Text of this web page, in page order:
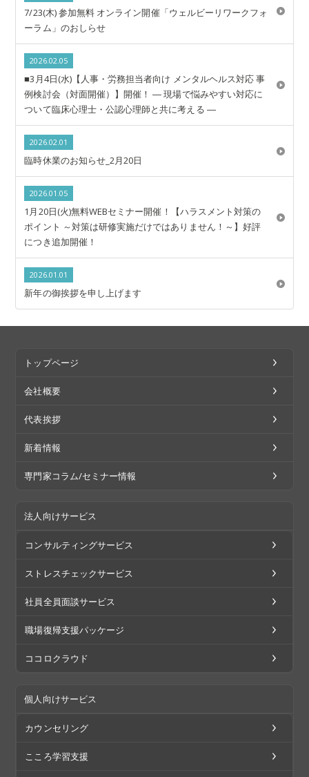
7/23(木) 参加無料 オンライン開催「ウェルビーリワークフォ
ーラム」のおしらせ
2026.02.05
■3月4日(水)【人事・労務担当者向け メンタルヘルス対応 事
例検討会（対面開催）】開催！ ― 現場で悩みやすい対応に
ついて臨床心理士・公認心理師と共に考える ―
2026.02.01
臨時休業のお知らせ_2月20日
2026.01.05
1月20日(火)無料WEBセミナー開催！【ハラスメント対策の
ポイント ～対策は研修実施だけではありません！～】好評
につき追加開催！
2026.01.01
新年の御挨拶を申し上げます
トップページ
会社概要
代表挨拶
新着情報
専門家コラム/セミナー情報
法人向けサービス
コンサルティングサービス
ストレスチェックサービス
社員全員面談サービス
職場復帰支援パッケージ
ココロクラウド
個人向けサービス
カウンセリング
こころ学習支援